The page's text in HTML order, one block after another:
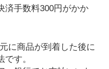
手数料300円がかか
に商品が到着した後に
す。